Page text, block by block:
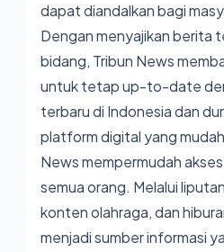
dapat diandalkan bagi
Dengan menyajikan berita
bidang, Tribun News
untuk tetap up-to-date
terbaru di Indonesia dan
platform digital yang
News mempermudah
semua orang. Melalui
konten olahraga, dan
menjadi sumber informasi